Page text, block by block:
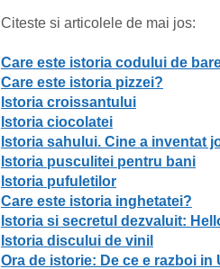
Citeste si articolele de mai jos:
Care este istoria codului de
Care este istoria pizzei?
Istoria croissantului
Istoria ciocolatei
Istoria sahului. Cine a inventat
Istoria pusculitei pentru bani
Istoria pufuletilor
Care este istoria inghetatei?
Istoria si secretul dezvaluit:
Istoria discului de vinil
Ora de istorie: De ce e razboi in